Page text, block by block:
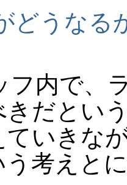
どうなる
フ内で、
きだとい
ていきな
う考えと